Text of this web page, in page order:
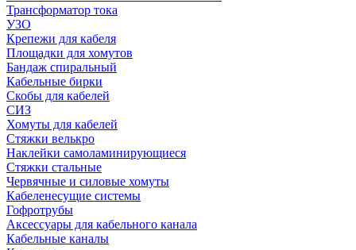
Трансформатор тока
УЗО
Крепежи для кабеля
Площадки для хомутов
Бандаж спиральный
Кабельные бирки
Cкобы для кабелей
СИЗ
Хомуты для кабелей
Стяжки велькро
Наклейки самоламинирующиеся
Стяжки стальные
Червячные и силовые хомуты
Кабеленесущие системы
Гофротрубы
Аксессуары для кабельного канала
Кабельные каналы